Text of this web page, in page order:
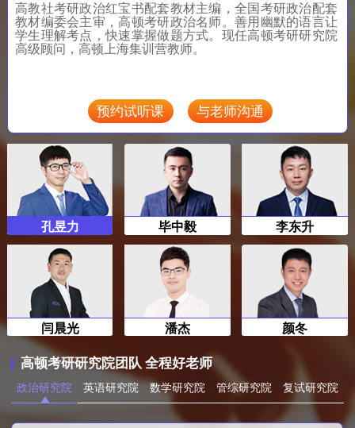
高教社考研政治红宝书配套教材主编，全国考研政治配套
教材编委会主审，高顿考研政治名师。善用幽默的语言让
学生理解考点，快速掌握做题方式。现任高顿考研研究院
高级顾问，高顿上海集训营教师。
预约试听课 与老师沟通
孔昱力 毕中毅 李东升
闫晨光 潘杰 颜冬
高顿考研研究院团队 全程好老师
政治研究院 英语研究院 数学研究院 管综研究院 复试研究院